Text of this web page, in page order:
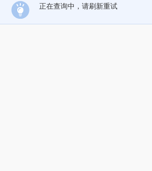
正在查询中，请刷新重试